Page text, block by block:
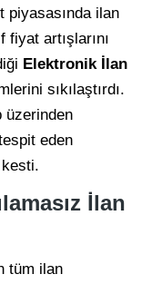
piyasasında ilan
artışlarını
Elektronik İlan
sıkılaştırdı.
üzerinden
eden
kesti.
İlan
tüm ilan